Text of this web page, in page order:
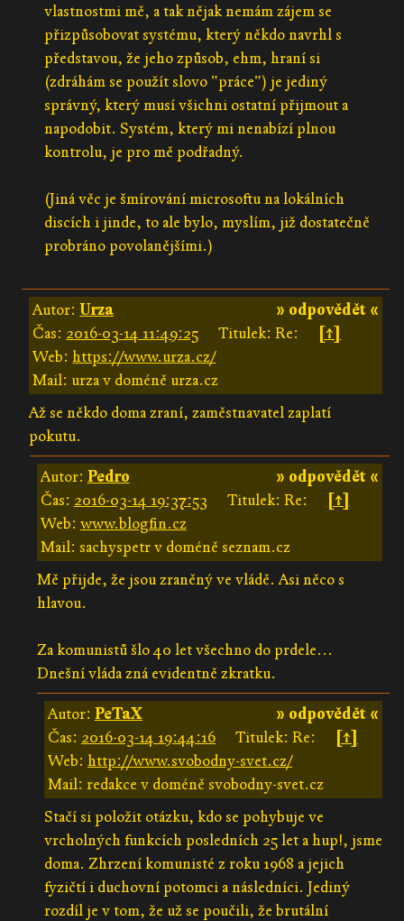
vlastnostmi mě, a tak nějak nemám zájem se
přizpůsobovat systému, který někdo navrhl s
představou, že jeho způsob, ehm, hraní si
(zdráhám se použít slovo "práce") je jediný
správný, který musí všichni ostatní přijmout a
napodobit. Systém, který mi nenabízí plnou
kontrolu, je pro mě podřadný.
(Jiná věc je šmírování microsoftu na lokálních
discích i jinde, to ale bylo, myslím, již dostatečně
probráno povolanějšími.)
» odpovědět «
Autor:Urza
Čas: 2016-03-14 11:49:25 Titulek: Re:
[↑]
Web:https://www.urza.cz/
Mail: urza v doméně urza.cz
Až se někdo doma zraní, zaměstnavatel zaplatí
pokutu.
» odpovědět «
Autor: Pedro
Čas: 2016-03-14 19:37:53 Titulek: Re:
[↑]
Web: www.blogfin.cz
Mail: sachyspetr v doméně seznam.cz
Mě přijde, že jsou zraněný ve vládě. Asi něco s
hlavou.
Za komunistů šlo 40 let všechno do prdele...
Dnešní vláda zná evidentně zkratku.
» odpovědět «
Autor: PeTaX
Čas: 2016-03-14 19:44:16 Titulek: Re:
[↑]
Web: http://www.svobodny-svet.cz/
Mail: redakce v doméně svobodny-svet.cz
Stačí si položit otázku, kdo se pohybuje ve
vrcholných funkcích posledních 25 let a hup!, jsme
doma. Zhrzení komunisté z roku 1968 a jejich
fyzičtí i duchovní potomci a následníci. Jediný
rozdíl je v tom, že už se poučili, že brutální